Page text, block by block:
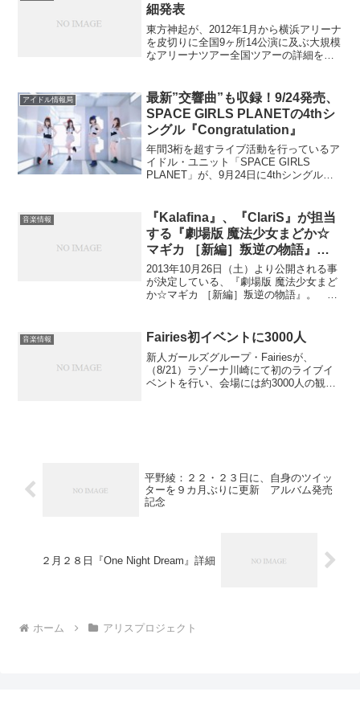
細発表
東方神起が、2012年1月から横浜アリーナ
を皮切りに全国9ヶ所14公演に及ぶ大規模
なアリーナツアー全国ツアーの詳細を発
30/18：301/19(...
アイドル情報局
最新”交響曲”も収録！9/24発売、
SPACE GIRLS PLANETの4thシ
ングル『Congratulation』
年間3桁を超すライブ活動を行っているア
イドル・ユニット「SPACE GIRLS
PLANET」が、9月24日に4thシングル
『Calling U』が...
音楽情報
『Kalafina』、『ClariS』が担当
する『劇場版 魔法少女まどか☆
マギカ ［新編］叛逆の物語』主
題歌のシングル発売決定！
2013年10月26日（土）より公開される事
が決定している、『劇場版 魔法少女まど
か☆マギカ ［新編］叛逆の物語』。 そ
『ClariS』がそれぞれ担当する事は既...
音楽情報 Fairies初イベントに3000人
新人ガールズグループ・Fairiesが、
（8/21）ラゾーナ川崎にて初のライブイ
ベントを行い、会場には約3000人の観客
平野綾：２２・２３日に、自身のツイッ
ターを９カ月ぶりに更新 アルバム発売
記念
２月２８日『One Night Dream』詳細
ホーム アリスプロジェクト